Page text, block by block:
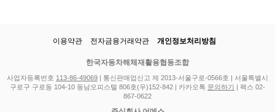
이용약관 전자금융거래약관 개인정보처리방침
한국자동차해체재활용협동조합
사업자등록번호 113-86-49069 | 통신판매업신고 제 2013-서울구로-0566호 | 서울특별시
구로구 구로동 104-10 동남오피스텔 806호(우)152-842 | 카카오톡 문의하기
| 팩스 02-
867-0622